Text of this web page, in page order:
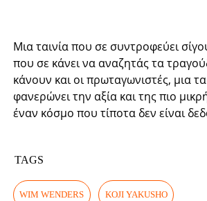
Μια ταινία που σε συντροφεύει
που σε κάνει να αναζητάς τα
κάνουν και οι πρωταγωνιστές, μια
φανερώνει την αξία και της πιο
έναν κόσμο που τίποτα δεν είναι
TAGS
WIM WENDERS KOJI YAKUSHO